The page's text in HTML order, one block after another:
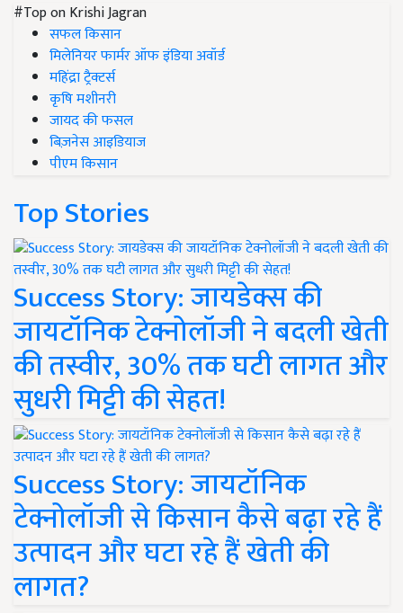
#Top on Krishi Jagran
सफल किसान
मिलेनियर फार्मर ऑफ इंडिया अवॉर्ड
महिंद्रा ट्रैक्टर्स
कृषि मशीनरी
जायद की फसल
बिज़नेस आइडियाज
पीएम किसान
Top Stories
Success Story: जायडेक्स की
जायटॉनिक टेक्नोलॉजी ने बदली खेती
की तस्वीर, 30% तक घटी लागत और
सुधरी मिट्टी की सेहत!
Success Story: जायटॉनिक
टेक्नोलॉजी से किसान कैसे बढ़ा रहे हैं
उत्पादन और घटा रहे हैं खेती की
लागत?